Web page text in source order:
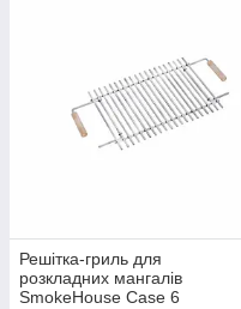
Решітка-гриль для
розкладних мангалів
SmokeHouse Case 6